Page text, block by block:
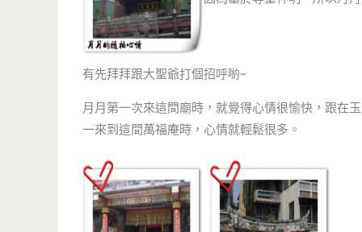
有先拜拜跟大聖爺打個招呼喲~
月月第一次來這間廟時，就覺得心情很愉快，跟在
一來到這間萬福庵時，心情就輕鬆很多。